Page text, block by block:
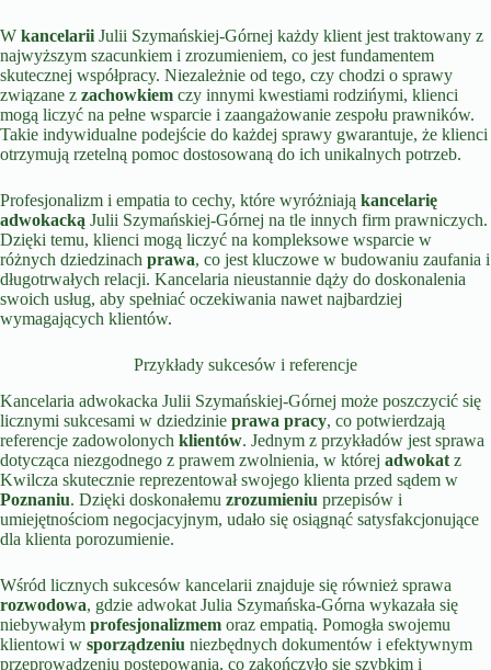
W kancelarii Julii Szymańskiej-Górnej każdy klient jest traktowany z
najwyższym szacunkiem i zrozumieniem, co jest fundamentem
skutecznej współpracy. Niezależnie od tego, czy chodzi o sprawy
związane z zachowkiem czy innymi kwestiami rodzińymi, klienci
mogą liczyć na pełne wsparcie i zaangażowanie zespołu prawników.
Takie indywidualne podejście do każdej sprawy gwarantuje, że klienci
otrzymują rzetelną pomoc dostosowaną do ich unikalnych potrzeb.
Profesjonalizm i empatia to cechy, które wyróżniają kancelarię
adwokacką Julii Szymańskiej-Górnej na tle innych firm prawniczych.
Dzięki temu, klienci mogą liczyć na kompleksowe wsparcie w
różnych dziedzinach prawa, co jest kluczowe w budowaniu zaufania i
długotrwałych relacji. Kancelaria nieustannie dąży do doskonalenia
swoich usług, aby spełniać oczekiwania nawet najbardziej
wymagających klientów.
Przykłady sukcesów i referencje
Kancelaria adwokacka Julii Szymańskiej-Górnej może poszczycić się
licznymi sukcesami w dziedzinie prawa pracy, co potwierdzają
referencje zadowolonych klientów. Jednym z przykładów jest sprawa
dotycząca niezgodnego z prawem zwolnienia, w której adwokat z
Kwilcza skutecznie reprezentował swojego klienta przed sądem w
Poznaniu. Dzięki doskonałemu zrozumieniu przepisów i
umiejętnościom negocjacyjnym, udało się osiągnąć satysfakcjonujące
dla klienta porozumienie.
Wśród licznych sukcesów kancelarii znajduje się również sprawa
rozwodowa, gdzie adwokat Julia Szymańska-Górna wykazała się
niebywałym profesjonalizmem oraz empatią. Pomogła swojemu
klientowi w sporządzeniu niezbędnych dokumentów i efektywnym
przeprowadzeniu postępowania, co zakończyło się szybkim i